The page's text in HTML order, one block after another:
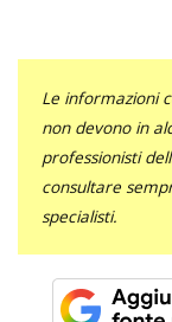
Le informazioni
non devono in
professionisti
consultare
specialisti.